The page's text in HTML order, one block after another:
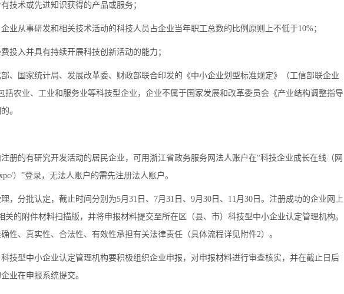
技术或先进知识获得的产品或服务；
业从事研发和相关技术活动的科技人员占企业当年职工总数的比例原则上不低于10%；
投入并具有持续开展科技创新活动的能力；
部、国家统计局、发展改革委、财政部联合印发的《中小企业划型标准规定》（工信部联企业
括农业、工业和服务业等科技型企业，企业不属于国家发展和改革委员会《产业结构调整指导
。
册的有研究开发活动的居民企业，可用浙江省政务服务网法人账户在“科技企业成长在线（网
）”登录，无法人账户的需先注册法人账户。
，分批认定，截止时间分别为5月31日、7月31日、9月30日、11月30日。注册成功的企业网上
关的附件材料扫描版，并将申报材料提交至所在区（县、市）科技型中小企业认定管理机构。
性、真实性、合法性、有效性承担有关法律责任（具体流程详见附件2）。
科技型中小企业认定管理机构要积极组织企业申报，对申报材料进行审查核实，并在截止日后
业在申报系统提交。